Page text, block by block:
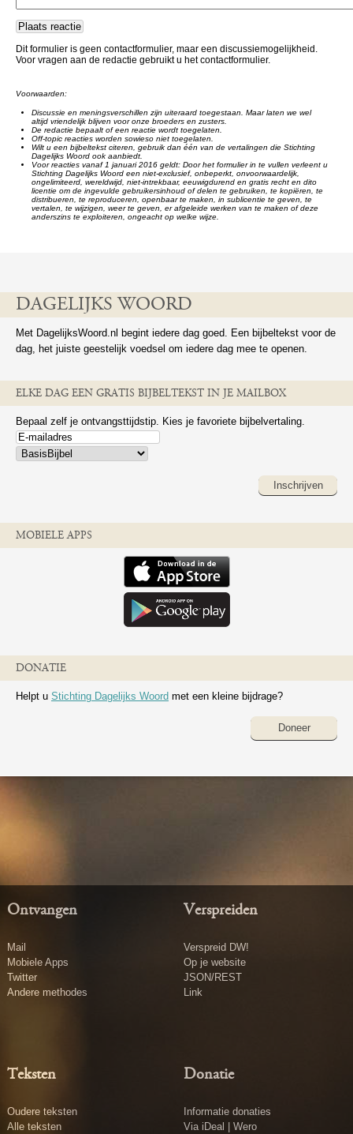
Dit formulier is geen contactformulier, maar een discussiemogelijkheid.
Voor vragen aan de redactie gebruikt u het contactformulier.
Voorwaarden:
Discussie en meningsverschillen zijn uiteraard toegestaan. Maar laten we wel
altijd vriendelijk blijven voor onze broeders en zusters.
De redactie bepaalt of een reactie wordt toegelaten.
Off-topic reacties worden sowieso niet toegelaten.
Wilt u een bijbeltekst citeren, gebruik dan één van de vertalingen die Stichting
Dagelijks Woord ook aanbiedt.
Voor reacties vanaf 1 januari 2016 geldt: Door het formulier in te vullen verleent u
Stichting Dagelijks Woord een niet-exclusief, onbeperkt, onvoorwaardelijk,
ongelimiteerd, wereldwijd, niet-intrekbaar, eeuwigdurend en gratis recht en dito
licentie om de ingevulde gebruikersinhoud of delen te gebruiken, te kopiëren, te
distribueren, te reproduceren, openbaar te maken, in sublicentie te geven, te
vertalen, te wijzigen, weer te geven, er afgeleide werken van te maken of deze
anderszins te exploiteren, ongeacht op welke wijze.
DAGELIJKS WOORD
Met DagelijksWoord.nl begint iedere dag goed. Een bijbeltekst voor de
dag, het juiste geestelijk voedsel om iedere dag mee te openen.
ELKE DAG EEN GRATIS BIJBELTEKST IN JE MAILBOX
Bepaal zelf je ontvangsttijdstip. Kies je favoriete bijbelvertaling.
Inschrijven
MOBIELE APPS
DONATIE
Helpt u Stichting Dagelijks Woord met een kleine bijdrage?
Doneer
Ontvangen
Mail
Mobiele Apps
Twitter
Andere methodes
Verspreiden
Verspreid DW!
Op je website
JSON/REST
Link
Teksten
Oudere teksten
Alle teksten
Donatie
Informatie donaties
Via iDeal | Wero